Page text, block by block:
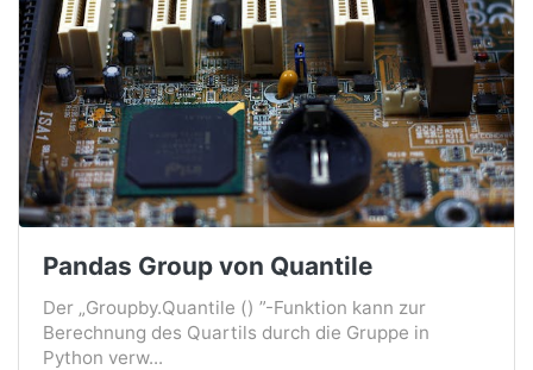
Pandas Group von Quantile
Der „Groupby.Quantile () ”-Funktion kann zur
Berechnung des Quartils durch die Gruppe in
Python verw...